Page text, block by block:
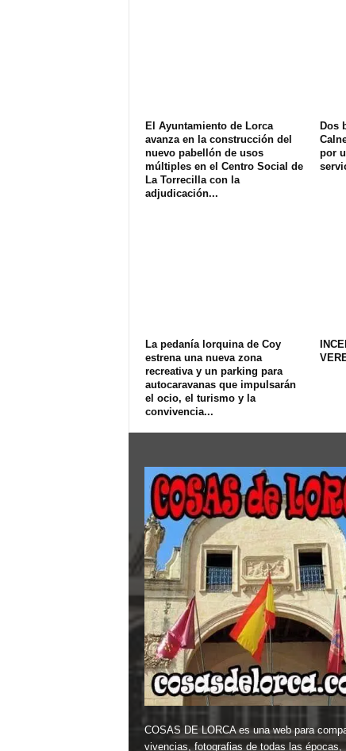
El Ayuntamiento de Lorca
avanza en la construcción del
nuevo pabellón de usos
múltiples en el Centro Social de
La Torrecilla con la
adjudicación...
Dos
por
La pedanía lorquina de Coy
estrena una nueva zona
recreativa y un parking para
autocaravanas que impulsarán
el ocio, el turismo y la
convivencia...
COSAS DE LORCA es una web para
vivencias, fotografias de todas las épocas,